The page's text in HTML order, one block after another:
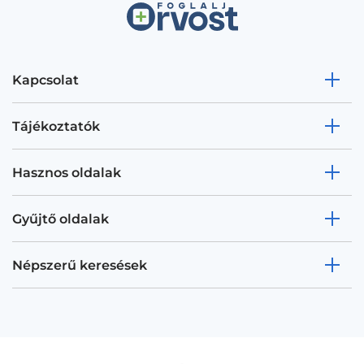
Kapcsolat
Tájékoztatók
Hasznos oldalak
Gyűjtő oldalak
Népszerű keresések